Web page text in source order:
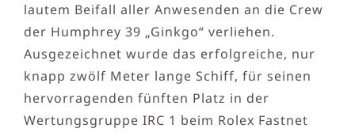
lautem Beifall aller Anwesenden an die Crew
der Humphrey 39 „Ginkgo“ verliehen.
Ausgezeichnet wurde das erfolgreiche, nur
knapp zwölf Meter lange Schiff, für seinen
hervorragenden fünften Platz in der
Wertungsgruppe IRC 1 beim Rolex Fastnet